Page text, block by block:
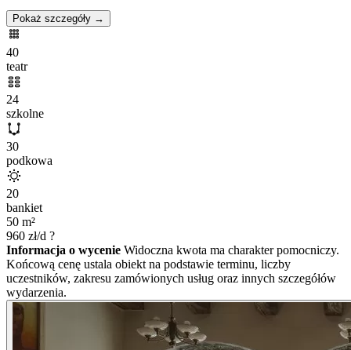
Pokaż szczegóły →
40
teatr
24
szkolne
30
podkowa
20
bankiet
50 m²
960 zł/d ?
Informacja o wycenie Widoczna kwota ma charakter pomocniczy.
Końcową cenę ustala obiekt na podstawie terminu, liczby
uczestników, zakresu zamówionych usług oraz innych szczegółów
wydarzenia.